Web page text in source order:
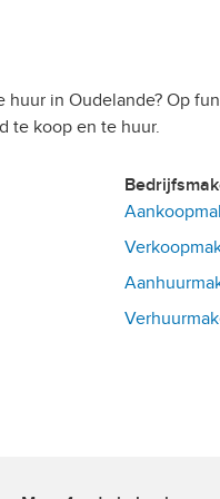
in Oudelande? Op
te koop en te huur.